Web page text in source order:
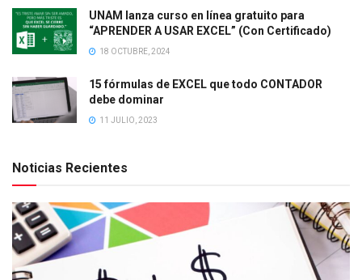
UNAM lanza curso en línea gratuito para
“APRENDER A USAR EXCEL” (Con Certificado)
18 OCTUBRE, 2024
15 fórmulas de EXCEL que todo CONTADOR
debe dominar
11 JULIO, 2023
Noticias Recientes